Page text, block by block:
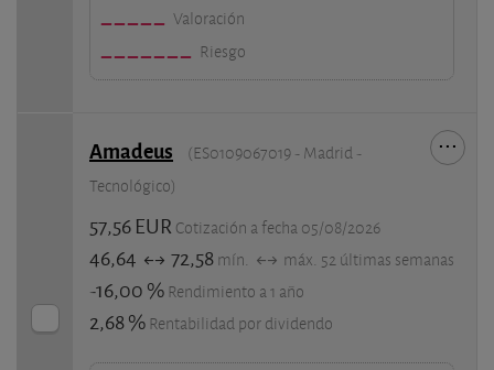
Valoración
Riesgo
Amadeus
(ES0109067019 - Madrid -
Tecnológico)
57,56 EUR Cotización a fecha 05/08/2026
46,64 72,58 mín. máx. 52 últimas semanas
-16,00 % Rendimiento a 1 año
2,68 % Rentabilidad por dividendo